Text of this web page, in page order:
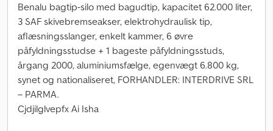
Benalu bagtip-silo med bagudtip, kapacitet 62.000 liter,
3 SAF skivebremseakser, elektrohydraulisk tip,
aflæsningsslanger, enkelt kammer, 6 øvre
påfyldningsstudse + 1 bageste påfyldningsstuds,
årgang 2000, aluminiumsfælge, egenvægt 6.800 kg,
synet og nationaliseret, FORHANDLER: INTERDRIVE SRL
– PARMA.
Cjdjilglvepfx Ai Isha